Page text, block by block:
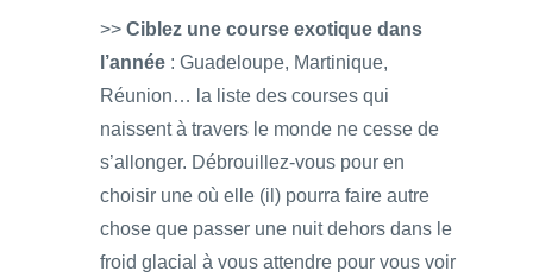
>> Ciblez une course exotique dans
l’année : Guadeloupe, Martinique,
Réunion… la liste des courses qui
naissent à travers le monde ne cesse de
s’allonger. Débrouillez-vous pour en
choisir une où elle (il) pourra faire autre
chose que passer une nuit dehors dans le
froid glacial à vous attendre pour vous voir